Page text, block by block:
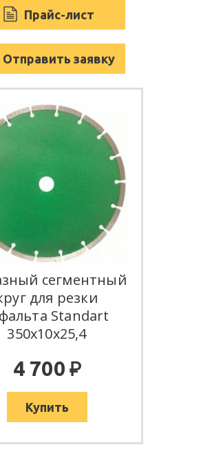
Прайс-лист
Отправить заявку
сегментный
для резки
Standart
350х10х25,4
4 700:
Купить